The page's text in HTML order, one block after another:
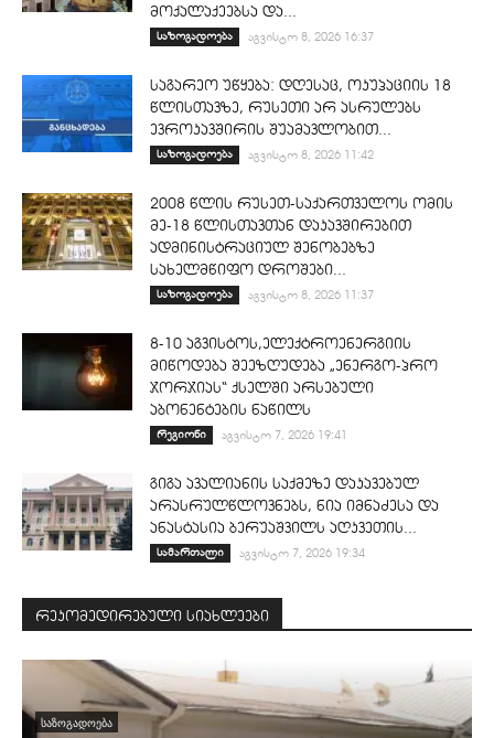
მოქალაქეებსა და...
საზოგადოება აგვისტო 8, 2026 16:37
საგარეო უწყება: დღესაც, ოკუპაციის 18
წლისთავზე, რუსეთი არ ასრულებს
ევროკავშირის შუამავლობით...
საზოგადოება აგვისტო 8, 2026 11:42
2008 წლის რუსეთ-საქართველოს ომის
მე-18 წლისთავთან დაკავშირებით
ადმინისტრაციულ შენობებზე
სახელმწიფო დროშები...
საზოგადოება აგვისტო 8, 2026 11:37
8-10 აგვისტოს,ელექტროენერგიის
მიწოდება შეეზღუდება „ენერგო-პრო
ჯორჯიას“ ქსელში არსებული
აბონენტების ნაწილს
რეგიონი აგვისტო 7, 2026 19:41
გიგა ავალიანის საქმეზე დაკავებულ
არასრულწლოვნებს, ნია იმნაძესა და
ანასტასია ბერუაშვილს აღკვეთის...
სამართალი აგვისტო 7, 2026 19:34
რეკომედირებული სიახლეები
ᲡᲐᲖᲝᲒᲐᲓᲝᲔᲑᲐ